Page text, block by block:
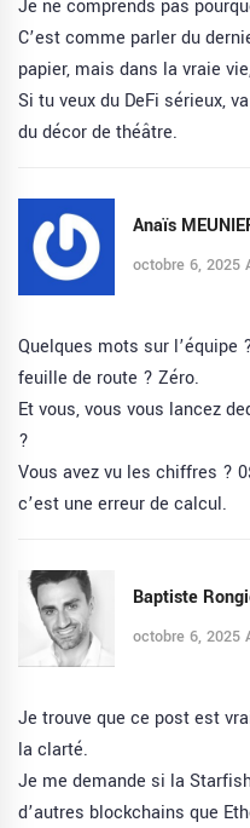
Je ne comprends pas
C’est comme parler du
papier, mais dans la vraie
Si tu veux du DeFi sérieux,
du décor de théâtre.
Anaïs
octobre 6, 2025
Quelques mots sur l’équipe
feuille de route ? Zéro.
Et vous, vous vous lancez
?
Vous avez vu les chiffres ?
c’est une erreur de calcul.
Baptiste
octobre 6, 2025
Je trouve que ce post est
la clarté.
Je me demande si la
d’autres blockchains que